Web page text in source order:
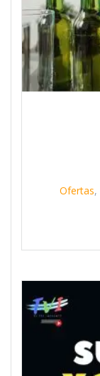
Ofertas,